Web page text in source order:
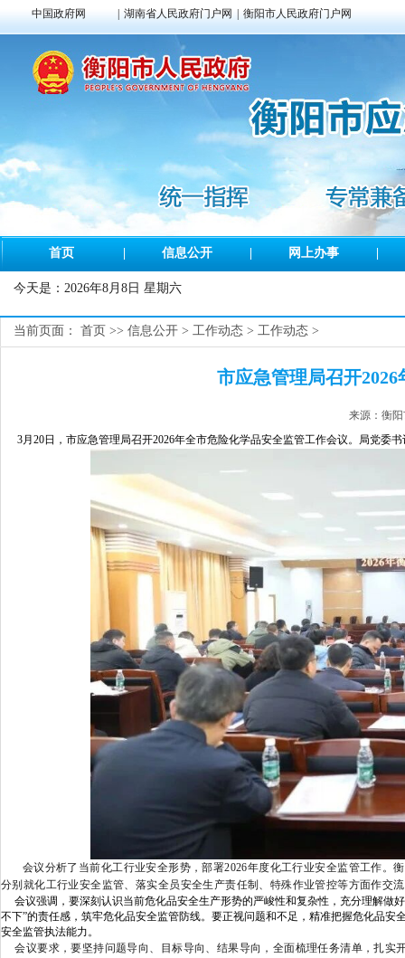
中国政府网 湖南省人民政府门户网 衡阳市人民政府门户网
首页 信息公开 网上办事
今天是： 2026年8月8日 星期六
当前页面： 首页 >> 信息公开 > 工作动态 > 工作动态 >
市应急管理局召开
来源：衡
3月20日， 市应急管理局召开2026年全市危险化学品安全监管工作会议。局党委
会议分析了当前化工行业安全形势，部署2026年度化工行业安全监管工作。
分别就化工行业安全监管、落实全员安全生产责任制、特殊作业管控等方面作交
会议强调，要深刻认识当前危化品安全生产形势的严峻性和复杂性，充分理解做
不下”的责任感，筑牢危化品安全监管防线。要正视问题和不足，精准把握危化品
安全监管执法能力。
会议要求，要坚持问题导向、目标导向、结果导向，全面梳理任务清单，扎